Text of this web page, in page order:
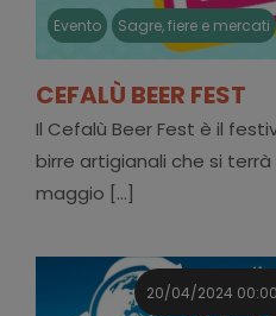
Evento Sagre, fiere e mercati
CEFALÙ BEER FEST
Il Cefalù Beer Fest è il
birre artigianali che si
maggio [...]
20/04/2024